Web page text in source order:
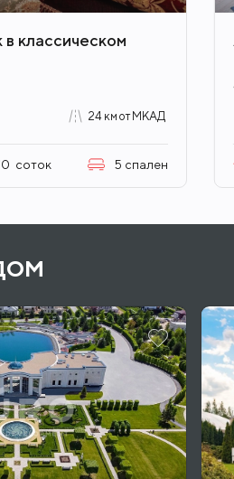
классическом
24 км от МКАД
соток 5 спален